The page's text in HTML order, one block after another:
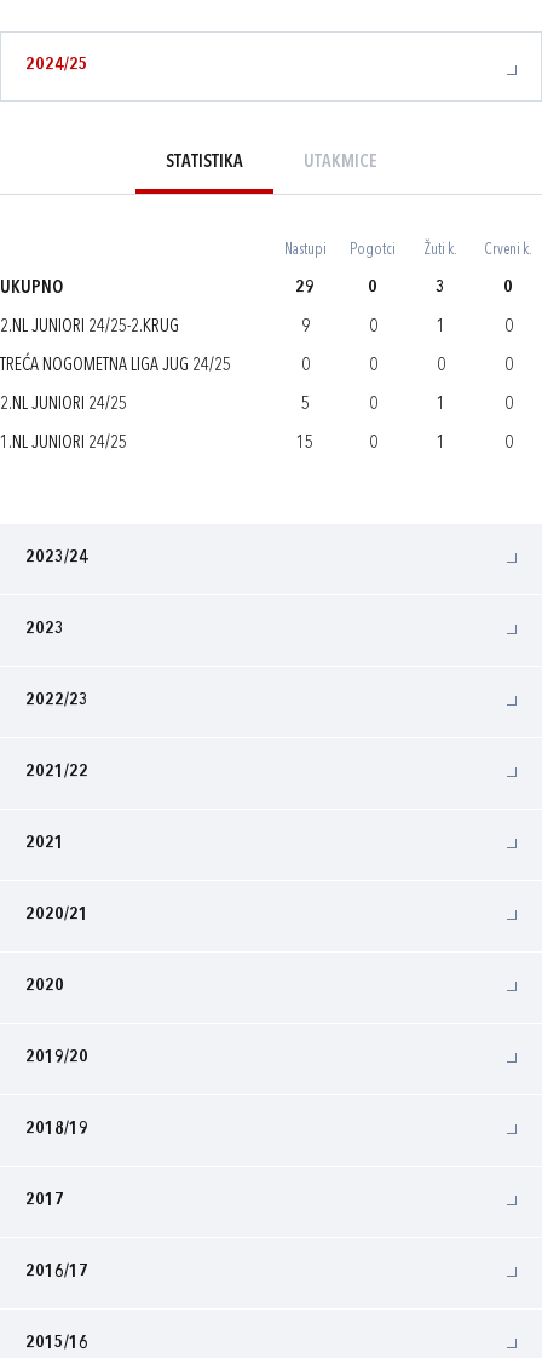
2024/25
STATISTIKA UTAKMICE
Nastupi Pogotci Žuti k. Crveni k.
UKUPNO 29 0 3 0
2.NL JUNIORI 24/25-2.KRUG 9 0 1 0
TREĆA NOGOMETNA LIGA JUG 24/25 0 0 0 0
2.NL JUNIORI 24/25 5 0 1 0
1.NL JUNIORI 24/25 15 0 1 0
2023/24
2023
2022/23
2021/22
2021
2020/21
2020
2019/20
2018/19
2017
2016/17
2015/16